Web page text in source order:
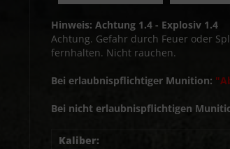
Hinweis: Achtung 1.4 - Explosiv 1.4
Achtung. Gefahr durch Feuer oder
fernhalten. Nicht rauchen.
Bei erlaubnispflichtiger Munition:
Bei nicht erlaubnispflichtigen
Kaliber: